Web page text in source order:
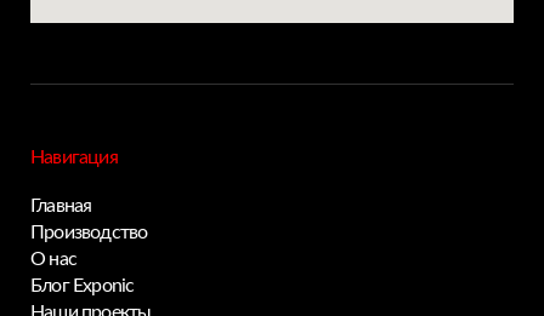
Навигация
Главная
Производство
О нас
Блог Exponic